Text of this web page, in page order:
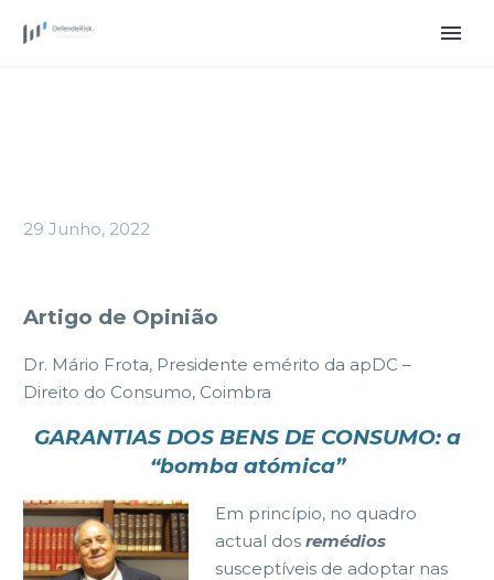
29 Junho, 2022
Artigo de Opinião
Dr. Mário Frota, Presidente emérito da apDC –
Direito do Consumo, Coimbra
GARANTIAS DOS BENS DE CONSUMO: a
“bomba atómica”
Em princípio, no quadro
actual dos remédios
susceptíveis de adoptar nas